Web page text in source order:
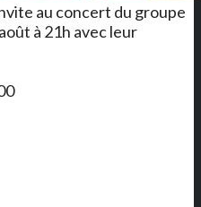
au concert du groupe
à 21h avec leur